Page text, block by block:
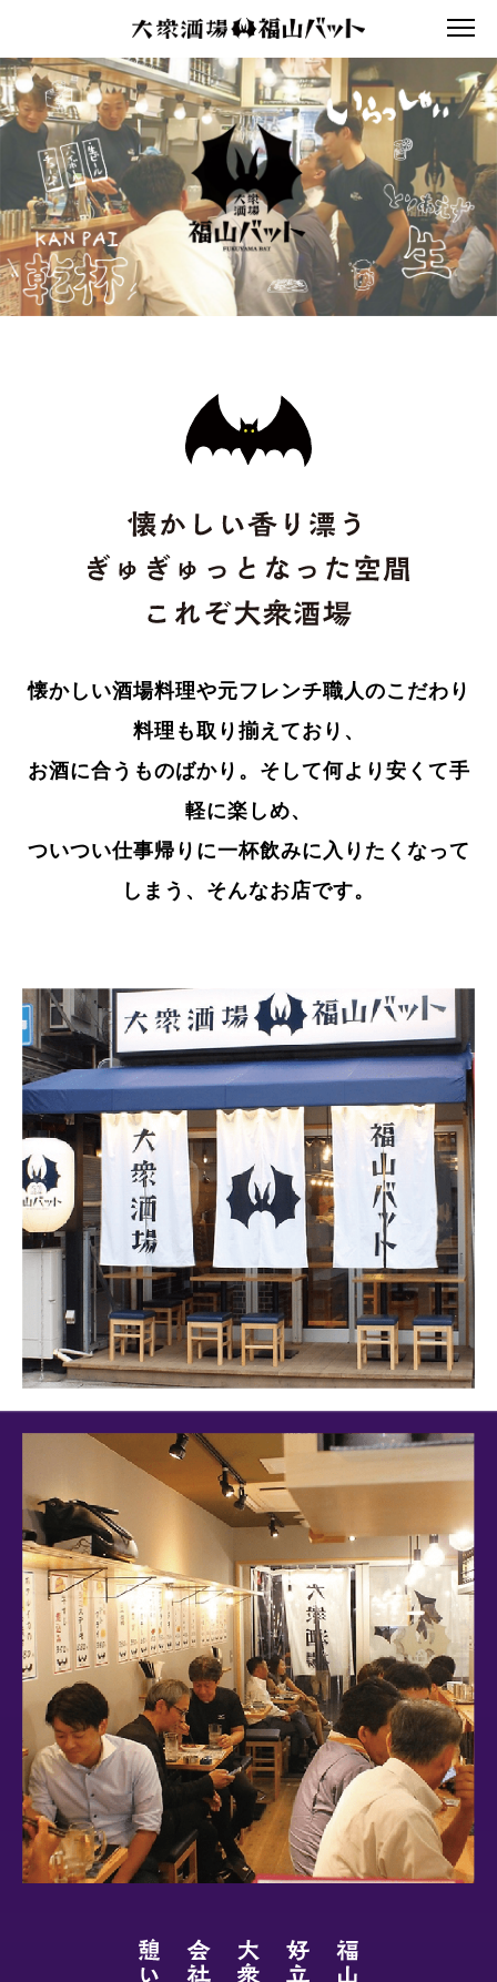
懐かしい酒場料理や元フレンチ職人のこだわり
料理も取り揃えており、
お酒に合うものばかり。そして何より安くて手
軽に楽しめ、
ついつい仕事帰りに一杯飲みに入りたくなって
しまう、そんなお店です。